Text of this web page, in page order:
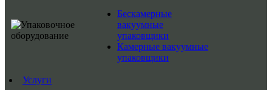
Бескамерные
вакуумные
упаковщики
Камерные вакуумные
упаковщики
Услуги